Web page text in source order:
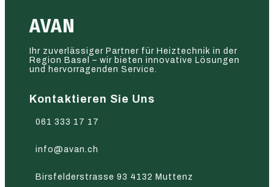
AVAN
Ihr zuverlässiger Partner für Heiztechnik in der
Region Basel – wir bieten innovative Lösungen
und hervorragenden Service.
Kontaktieren Sie Uns
061 333 17 17
info@avan.ch
Birsfelderstrasse 93 4132 Muttenz